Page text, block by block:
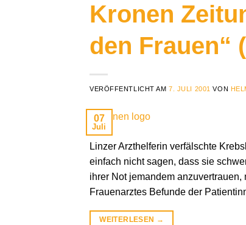
Kronen
den Frauen“
VERÖFFENTLICHT AM7. JULI 2001 VON
07
Juli
Linzer Arzthelferin verfälschte
einfach nicht sagen, dass sie
ihrer Not jemandem
Frauenarztes Befunde der
WEITERLESEN →